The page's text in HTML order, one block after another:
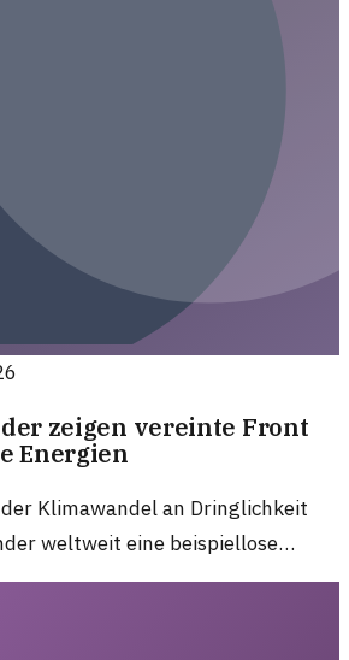
zeigen vereinte Front
Energien
Klimawandel an Dringlichkeit
weltweit eine beispiellose
Eine neue Welle